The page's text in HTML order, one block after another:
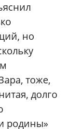
но
тоже,
долго
родины»